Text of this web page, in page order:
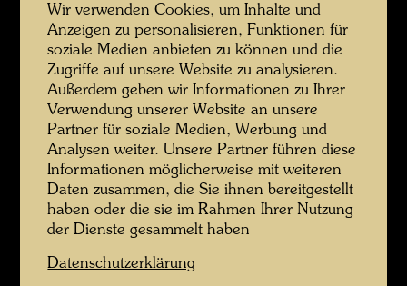
Wir verwenden Cookies, um Inhalte und
Anzeigen zu personalisieren, Funktionen für
soziale Medien anbieten zu können und die
Zugriffe auf unsere Website zu analysieren.
Außerdem geben wir Informationen zu Ihrer
Verwendung unserer Website an unsere
Partner für soziale Medien, Werbung und
Analysen weiter. Unsere Partner führen diese
Informationen möglicherweise mit weiteren
Daten zusammen, die Sie ihnen bereitgestellt
haben oder die sie im Rahmen Ihrer Nutzung
der Dienste gesammelt haben
Datenschutzerklärung